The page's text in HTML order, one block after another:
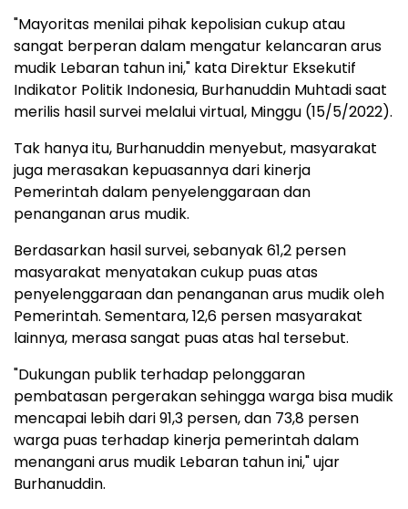
"Mayoritas menilai pihak kepolisian cukup atau
sangat berperan dalam mengatur kelancaran arus
mudik Lebaran tahun ini," kata Direktur Eksekutif
Indikator Politik Indonesia, Burhanuddin Muhtadi saat
merilis hasil survei melalui virtual, Minggu (15/5/2022).
Tak hanya itu, Burhanuddin menyebut, masyarakat
juga merasakan kepuasannya dari kinerja
Pemerintah dalam penyelenggaraan dan
penanganan arus mudik.
Berdasarkan hasil survei, sebanyak 61,2 persen
masyarakat menyatakan cukup puas atas
penyelenggaraan dan penanganan arus mudik oleh
Pemerintah. Sementara, 12,6 persen masyarakat
lainnya, merasa sangat puas atas hal tersebut.
"Dukungan publik terhadap pelonggaran
pembatasan pergerakan sehingga warga bisa mudik
mencapai lebih dari 91,3 persen, dan 73,8 persen
warga puas terhadap kinerja pemerintah dalam
menangani arus mudik Lebaran tahun ini," ujar
Burhanuddin.